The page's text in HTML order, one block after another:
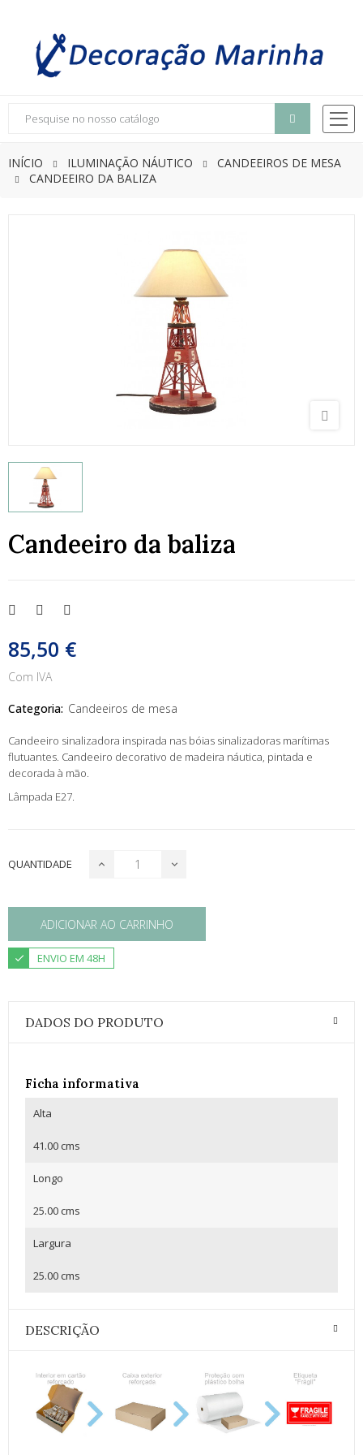
INÍCIO ILUMINAÇÃO NÁUTICO
CANDEEIROS DE MESA
CANDEEIRO DA BALIZA
Candeeiro da baliza
85,50 €
Com IVA
Categoria: Candeeiros de mesa
Candeeiro sinalizadora inspirada nas bóias sinalizadoras marítimas
flutuantes. Candeeiro decorativo de madeira náutica, pintada e
decorada à mão.
Lâmpada E27.
QUANTIDADE
ADICIONAR AO CARRINHO
ENVIO EM 48H
DADOS DO PRODUTO
Ficha informativa
Alta
41.00 cms
Longo
25.00 cms
Largura
25.00 cms
DESCRIÇÃO